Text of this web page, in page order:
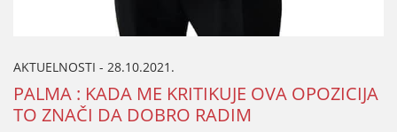
AKTUELNOSTI - 28.10.2021.
PALMA : KADA ME KRITIKUЈE OVA OPOZICIЈA
TO ZNAČI DA DOBRO RADIM